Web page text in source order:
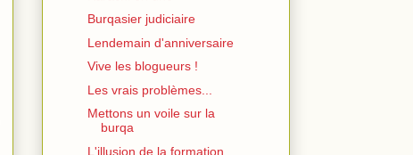
Burqasier judiciaire
Lendemain d'anniversaire
Vive les blogueurs !
Les vrais problèmes...
Mettons un voile sur la
burqa
L'illusion de la formation